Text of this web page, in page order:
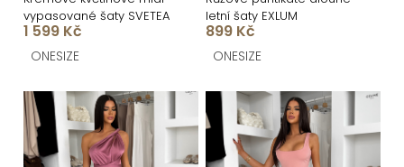
k
ů
vypasované šaty SVETEA
1 599 Kč
ONESIZE
letní šaty EXLUM
899 Kč
ONESIZE